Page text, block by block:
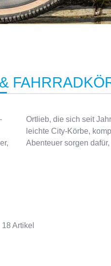
Abenteuer sorgen
18 Artikel